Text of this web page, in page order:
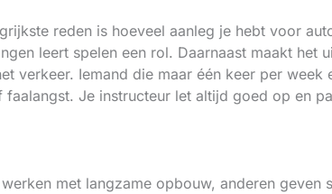
reden is hoeveel aanleg je hebt voor
leert spelen een rol. Daarnaast maakt het
verkeer. Iemand die maar één keer per week
Je instructeur let altijd goed op en
met langzame opbouw, anderen geven